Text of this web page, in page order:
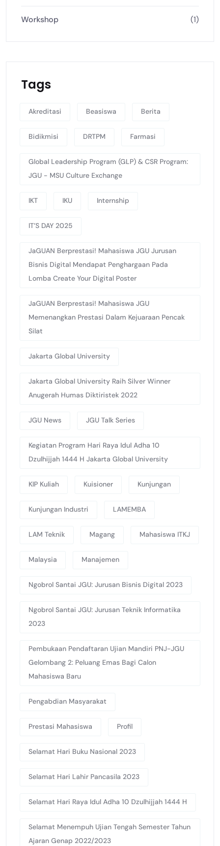
Workshop (1)
Tags
Akreditasi Beasiswa Berita
Bidikmisi DRTPM Farmasi
Global Leadership Program (GLP) & CSR Program:
JGU - MSU Culture Exchange
IKT IKU Internship
IT’S DAY 2025
JaGUAN Berprestasi! Mahasiswa JGU Jurusan
Bisnis Digital Mendapat Penghargaan Pada
Lomba Create Your Digital Poster
JaGUAN Berprestasi! Mahasiswa JGU
Memenangkan Prestasi Dalam Kejuaraan Pencak
Silat
Jakarta Global University
Jakarta Global University Raih Silver Winner
Anugerah Humas Diktiristek 2022
JGU News JGU Talk Series
Kegiatan Program Hari Raya Idul Adha 10
Dzulhijjah 1444 H Jakarta Global University
KIP Kuliah Kuisioner Kunjungan
Kunjungan Industri LAMEMBA
LAM Teknik Magang Mahasiswa ITKJ
Malaysia Manajemen
Ngobrol Santai JGU: Jurusan Bisnis Digital 2023
Ngobrol Santai JGU: Jurusan Teknik Informatika
2023
Pembukaan Pendaftaran Ujian Mandiri PNJ-JGU
Gelombang 2: Peluang Emas Bagi Calon
Mahasiswa Baru
Pengabdian Masyarakat
Prestasi Mahasiswa Profil
Selamat Hari Buku Nasional 2023
Selamat Hari Lahir Pancasila 2023
Selamat Hari Raya Idul Adha 10 Dzulhijjah 1444 H
Selamat Menempuh Ujian Tengah Semester Tahun
Ajaran Genap 2022/2023